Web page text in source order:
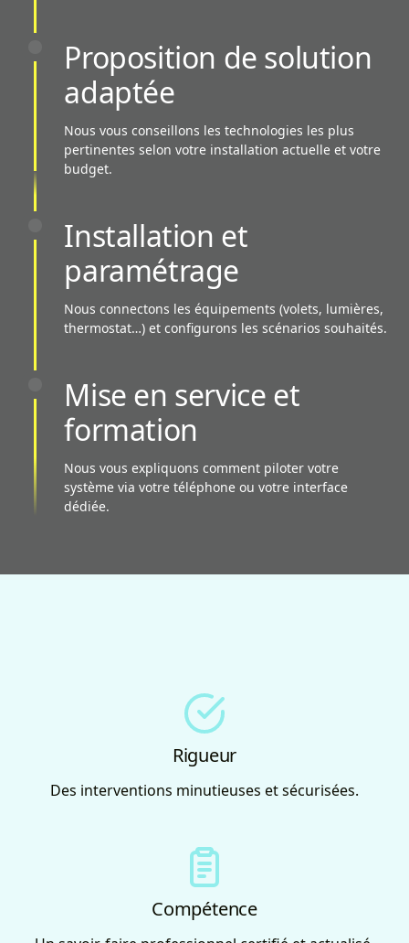
Proposition de solution
adaptée
Nous vous conseillons les technologies les plus
pertinentes selon votre installation actuelle et votre
budget.
Installation et
paramétrage
Nous connectons les équipements (volets, lumières,
thermostat…) et configurons les scénarios souhaités.
Mise en service et
formation
Nous vous expliquons comment piloter votre
système via votre téléphone ou votre interface
dédiée.
Rigueur
Des interventions minutieuses et sécurisées.
Compétence